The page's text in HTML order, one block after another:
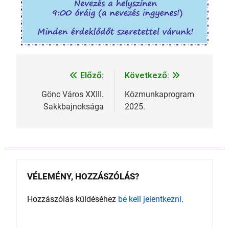
Bejegyzés
navigáció
Előző:
Gönc Város XXIII.
Sakkbajnoksága
Következő:
Közmunkaprogram
2025.
VÉLEMÉNY, HOZZÁSZÓLÁS?
Hozzászólás küldéséhez be kell jelentkezni.